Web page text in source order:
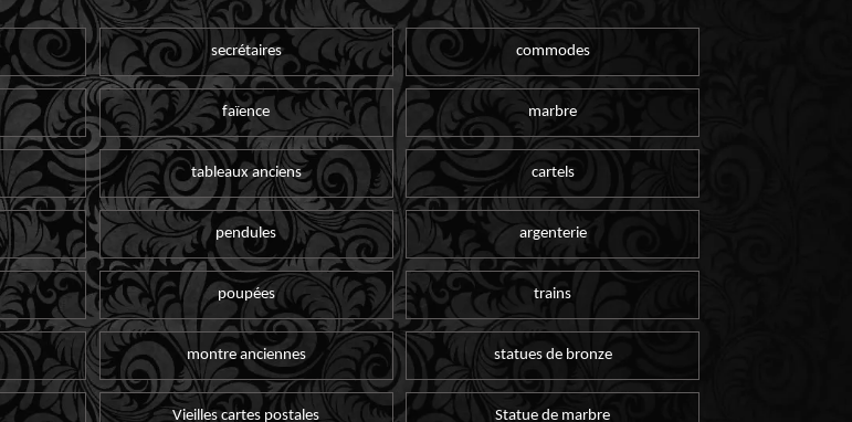
secrétaires commodes
faïence marbre
tableaux anciens cartels
pendules argenterie
poupées trains
montre anciennes statues de bronze
Vieilles cartes postales Statue de marbre